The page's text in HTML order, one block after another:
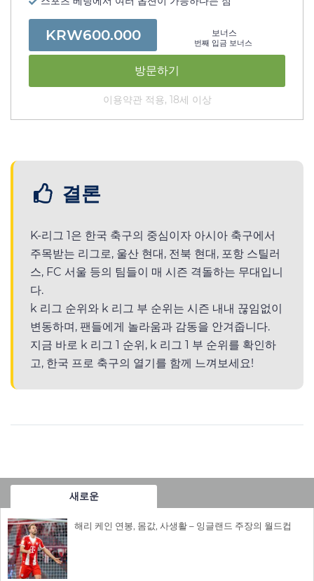
KRW600.000 보너스
번째 입금 보너스
방문하기
이용약관 적용, 18세 이상
결론
K-리그 1은 한국 축구의 중심이자 아시아 축구에서
주목받는 리그로, 울산 현대, 전북 현대, 포항 스틸러
스, FC 서울 등의 팀들이 매 시즌 격돌하는 무대입니
다.
k 리그 순위와 k 리그 부 순위는 시즌 내내 끊임없이
변동하며, 팬들에게 놀라움과 감동을 안겨줍니다.
지금 바로 k 리그 1 순위, k 리그 1 부 순위를 확인하
고, 한국 프로 축구의 열기를 함께 느껴보세요!
새로운
해리 케인 연봉, 몸값, 사생활 – 잉글랜드 주장의 월드컵